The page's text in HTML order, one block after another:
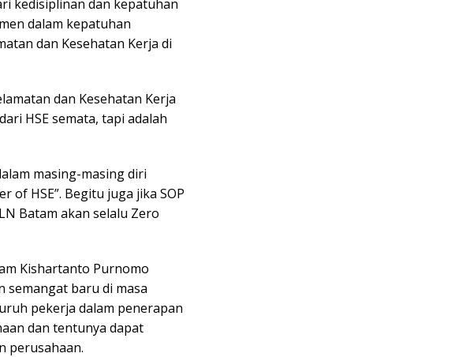
kedisiplinan dan kepatuhan
dalam kepatuhan
dan Kesehatan Kerja di
dan Kesehatan Kerja
HSE semata, tapi adalah
masing-masing diri
of HSE”. Begitu juga jika SOP
Batam akan selalu Zero
Kishartanto Purnomo
baru di masa
pekerja dalam penerapan
dan tentunya dapat
perusahaan.